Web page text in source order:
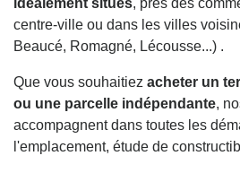
centre-ville ou dans les villes
Beaucé, Romagné, Lécousse...) .
Que vous souhaitiez acheter un
ou une parcelle indépendante,
accompagnent dans toutes les
l'emplacement, étude de